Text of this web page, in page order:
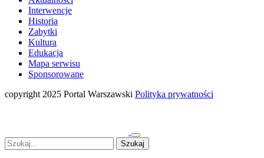
Interwencje
Historia
Zabytki
Kultura
Edukacja
Mapa serwisu
Sponsorowane
copyright 2025 Portal Warszawski Polityka prywatności